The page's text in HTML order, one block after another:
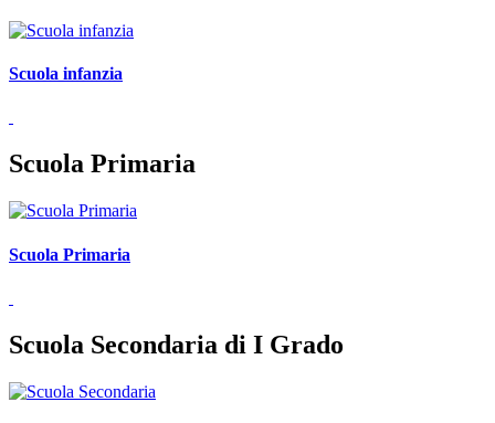
Scuola infanzia
Scuola Primaria
Scuola Primaria
Scuola Secondaria di I Grado